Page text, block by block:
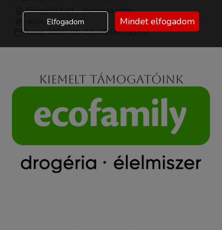
Gyógyító Kert - Naturista oázis
relax zene, zene
kedd, 2026-06-23., 09:00 - 11:00
Kiemelt támogatóink
Elfogadom Mindet elfogadom